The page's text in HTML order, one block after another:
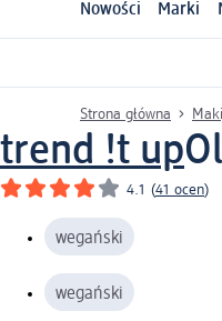
Nowości Marki
Strona główna
trend !t up
4.1 (41 ocen)
wegański
wegański